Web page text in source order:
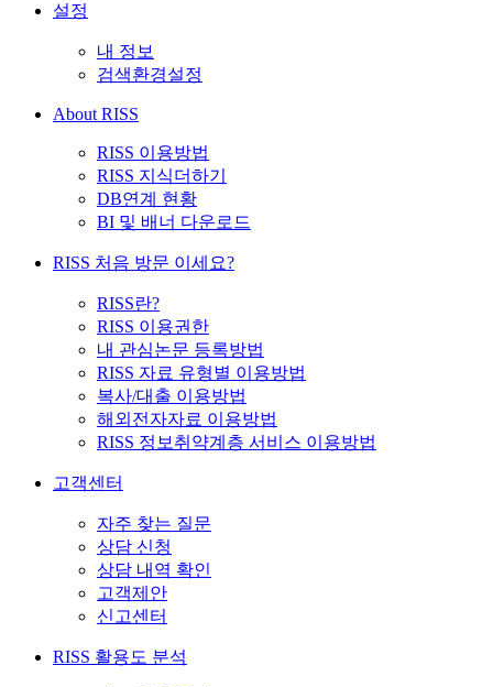
설정
내 정보
검색환경설정
About RISS
RISS 이용방법
RISS 지식더하기
DB연계 현황
BI 및 배너 다운로드
RISS 처음 방문 이세요?
RISS란?
RISS 이용권한
내 관심논문 등록방법
RISS 자료 유형별 이용방법
복사/대출 이용방법
해외전자자료 이용방법
RISS 정보취약계층 서비스 이용방법
고객센터
자주 찾는 질문
상담 신청
상담 내역 확인
고객제안
신고센터
RISS 활용도 분석